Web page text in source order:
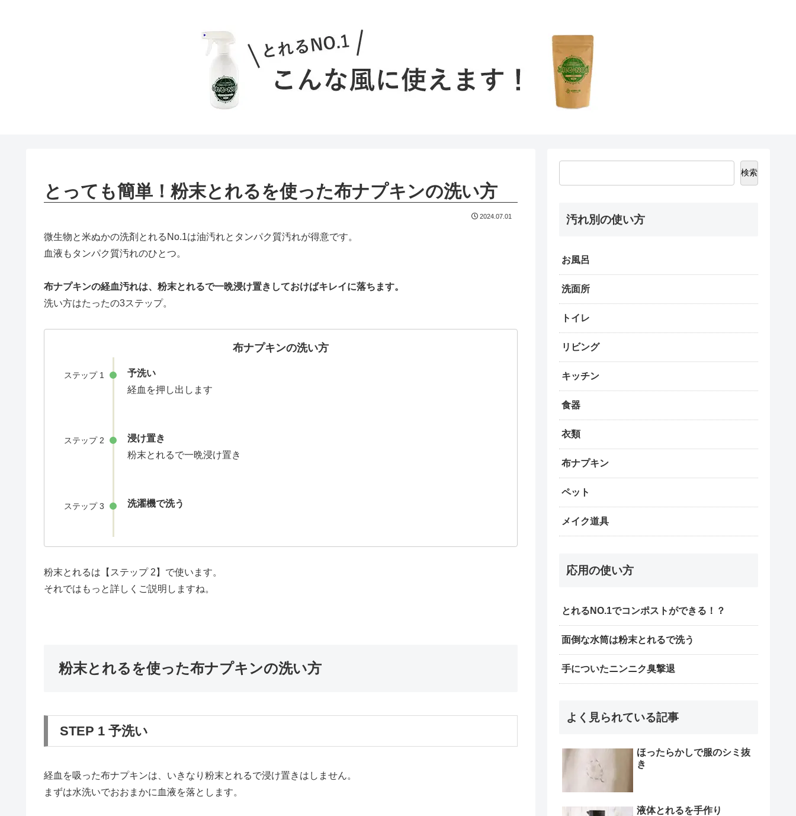
とっても簡単！粉末とれるを使った布ナプキンの洗い方
2024.07.01
微生物と米ぬかの洗剤とれるNo.1は油汚れとタンパク質汚れが得意です。
血液もタンパク質汚れのひとつ。
布ナプキンの経血汚れは、粉末とれるで一晩浸け置きしておけばキレイに落ちます。
洗い方はたったの3ステップ。
布ナプキンの洗い方
ステップ 1
予洗い
経血を押し出します
ステップ 2
浸け置き
粉末とれるで一晩浸け置き
ステップ 3 洗濯機で洗う
粉末とれるは【ステップ 2】で使います。
それではもっと詳しくご説明しますね。
粉末とれるを使った布ナプキンの洗い方
STEP 1 予洗い
経血を吸った布ナプキンは、いきなり粉末とれるで浸け置きはしません。
まずは水洗いでおおまかに血液を落とします。
検索
汚れ別の使い方
お風呂
洗面所
トイレ
リビング
キッチン
食器
衣類
布ナプキン
ペット
メイク道具
応用の使い方
とれるNO.1でコンポストができる！？
面倒な水筒は粉末とれるで洗う
手についたニンニク臭撃退
よく見られている記事
ほったらかしで服のシミ抜
き
液体とれるを手作り